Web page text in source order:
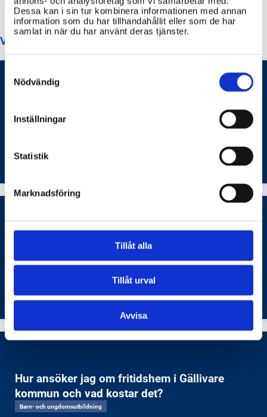
Dessa kan i sin tur kombinera informationen med annan
information som du har tillhandahållit eller som de har
samlat in när du har använt deras tjänster.
Selection
Nödvändig
Inställningar
Statistik
Marknadsföring
Tillåt alla
Tillåt urval
Avvisa
VANLIGA FRÅGOR OM GÄLLIVARE KOMMUN
Hur skaffar jag parkeringstillstånd och hur
betalar jag parkeringsavgift?
Vilka regionala arbetsmarknadsåtgärder finns
i Gällivare kommun och hur arbetar
kommunen med jobb, praktik och
Hur ansöker jag om fritidshem i Gällivare
kommun och vad kostar det?
Barn- och ungdomsutbildning